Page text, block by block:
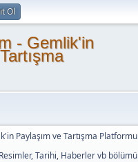
Ol
- Gemlik'in
Paylaşım ve Tartışma Platformu
Tarihi, Haberler vb bölümü